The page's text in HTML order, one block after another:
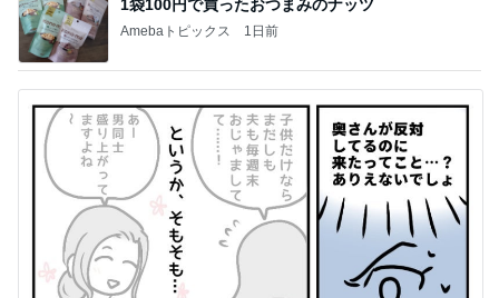
1袋100円で買ったおつまみのナッツ
Amebaトピックス 1日前